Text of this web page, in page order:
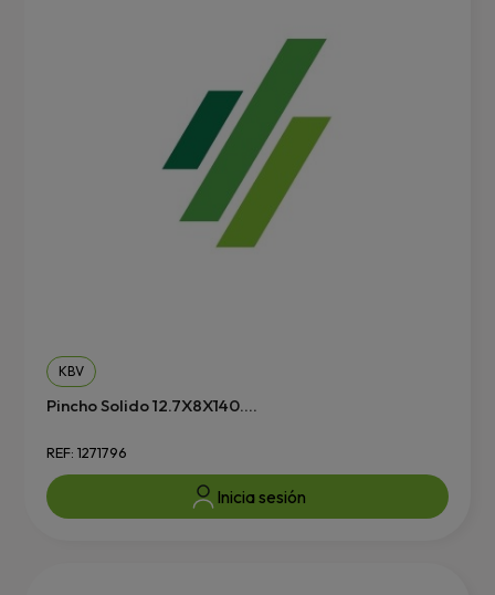
KBV
Pincho Solido 12.7X8X140....
REF: 1271796
Inicia sesión